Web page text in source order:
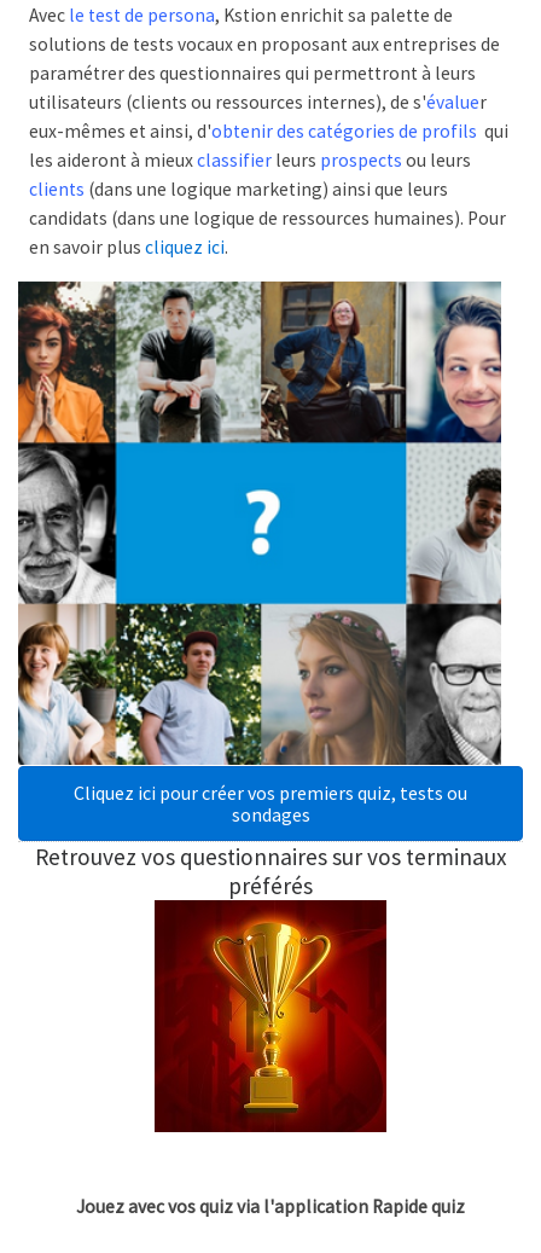
Avec le test de persona, Kstion enrichit sa palette de
solutions de tests vocaux en proposant aux entreprises de
paramétrer des questionnaires qui permettront à leurs
utilisateurs (clients ou ressources internes), de s'évaluer
eux-mêmes et ainsi, d'obtenir des catégories de profils qui
les aideront à mieuxclassifier leurs prospects ou leurs
clients (dans une logique marketing) ainsi que leurs
candidats (dans une logique de ressources humaines). Pour
en savoir plus cliquez ici.
Cliquez ici pour créer vos premiers quiz, tests ou
sondages
Retrouvez vos questionnaires sur vos terminaux
préférés
Jouez avec vos quiz via l'application Rapide quiz